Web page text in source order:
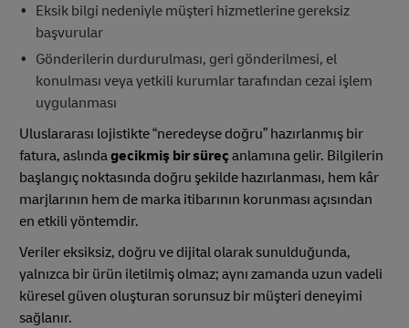
Eksik bilgi nedeniyle müşteri hizmetlerine gereksiz
başvurular
Gönderilerin durdurulması, geri gönderilmesi, el
konulması veya yetkili kurumlar tarafından cezai işlem
uygulanması
Uluslararası lojistikte “neredeyse doğru” hazırlanmış bir
fatura, aslındagecikmiş bir süreç anlamına gelir. Bilgilerin
başlangıç noktasında doğru şekilde hazırlanması, hem kâr
marjlarının hem de marka itibarının korunması açısından
en etkili yöntemdir.
Veriler eksiksiz, doğru ve dijital olarak sunulduğunda,
yalnızca bir ürün iletilmiş olmaz; aynı zamanda uzun vadeli
küresel güven oluşturan sorunsuz bir müşteri deneyimi
sağlanır.